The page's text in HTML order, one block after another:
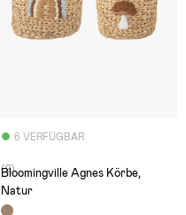
6 VERFÜGBAR
(2)
Bloomingville Agnes Körbe,
Natur